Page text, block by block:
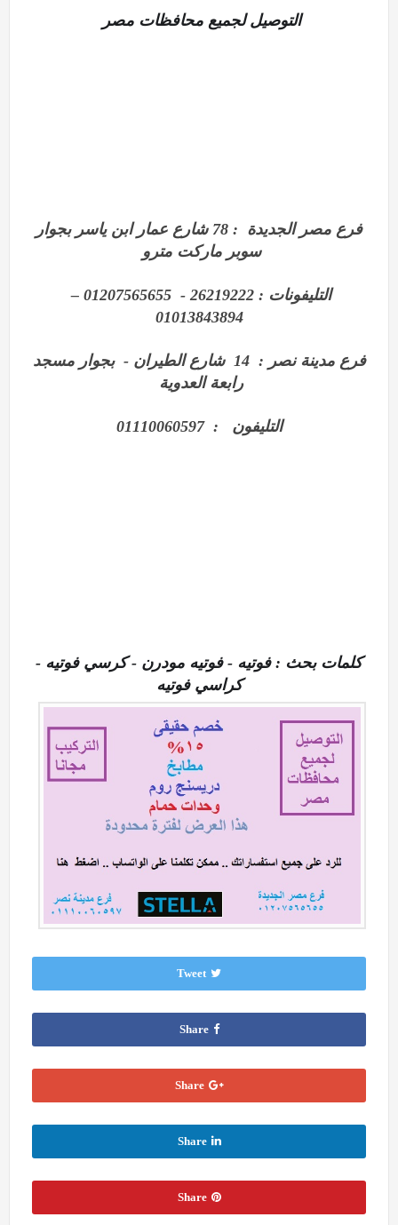
التوصيل لجميع محافظات مصر
فرع مصر الجديدة : 78 شارع عمار ابن ياسر بجوار
سوبر ماركت مترو
التليفونات : 26219222 - 01207565655 –
01013843894
فرع مدينة نصر : 14 شارع الطيران - بجوار مسجد
رابعة العدوية
التليفون : 01110060597
كلمات بحث : فوتيه - فوتيه مودرن - كرسي فوتيه -
كراسي فوتيه
Tweet
Share
Share
Share
Share